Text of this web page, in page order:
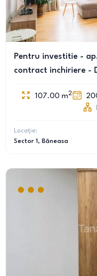
Pentru investitie -
contract inchiriere -
107.00 m2
Locație:
Sector 1 , Băneasa